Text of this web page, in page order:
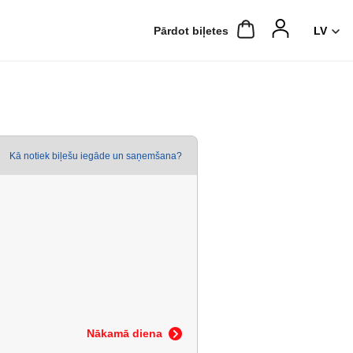
Pārdot biļetes
Kā notiek biļešu iegāde un saņemšana?
Nākamā diena